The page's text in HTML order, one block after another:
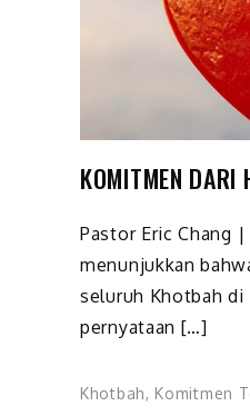
KOMITMEN DARI
Pastor Eric Chang
menunjukkan
seluruh Khotbah
pernyataan […]
Khotbah, Komitmen